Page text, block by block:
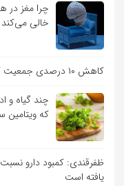
چرا مغز در
خالی می‌کند
کاهش ۱۰ درصدی جمعیت کیفری زندان‌های بوشهر
چند گیاه و
که ویتامین
ظفرقندی: کمبود دارو
یافته است